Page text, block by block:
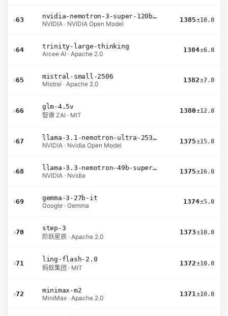
›63
nvidia-nemotron-3-super-120b-a12b
NVIDIA · NVIDIA Open Model
1385±10.0
›64
trinity-large-thinking
Arcee AI · Apache 2.0
1384±6.0
›65
mistral-small-2506
Mistral · Apache 2.0
1382±7.0
›66
glm-4.5v
智谱 ZAI · MIT
1380±12.0
›67
llama-3.1-nemotron-ultra-253b-v1
NVIDIA · Nvidia Open Model
1375±15.0
›68
llama-3.3-nemotron-49b-super-v1
NVIDIA · Nvidia
1375±16.0
›69
gemma-3-27b-it
Google · Gemma
1374±5.0
›70
step-3
阶跃星辰 · Apache 2.0
1373±10.0
›71
ling-flash-2.0
蚂蚁集团 · MIT
1372±10.0
›72
minimax-m2
MiniMax · Apache 2.0
1371±10.0